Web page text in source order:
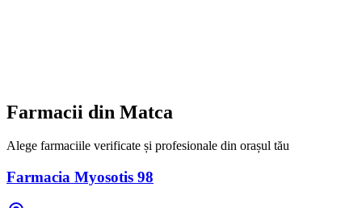
Farmacii din Matca
Alege farmaciile verificate și profesionale din orașul tău
Farmacia Myosotis 98